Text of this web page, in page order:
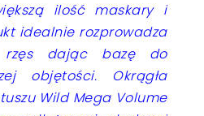
ilość maskary i
idealnie rozprowadza
dając bazę do
objętości. Okrągła
Wild Mega Volume